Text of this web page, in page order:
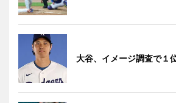
大谷、イメージ調査で１